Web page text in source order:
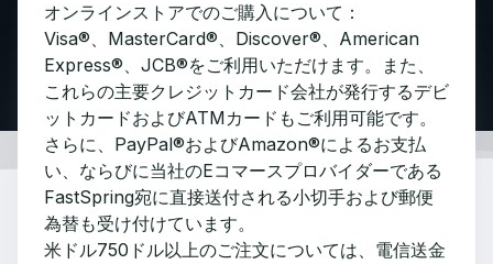
オンラインストアでのご購入について：
Visa®、MasterCard®、Discover®、American
Express®、JCB®をご利用いただけます。また、
これらの主要クレジットカード会社が発行するデビ
ットカードおよびATMカードもご利用可能です。
さらに、PayPal®およびAmazon®によるお支払
い、ならびに当社のEコマースプロバイダーである
FastSpring宛に直接送付される小切手および郵便
為替も受け付けています。
米ドル750ドル以上のご注文については、電信送金